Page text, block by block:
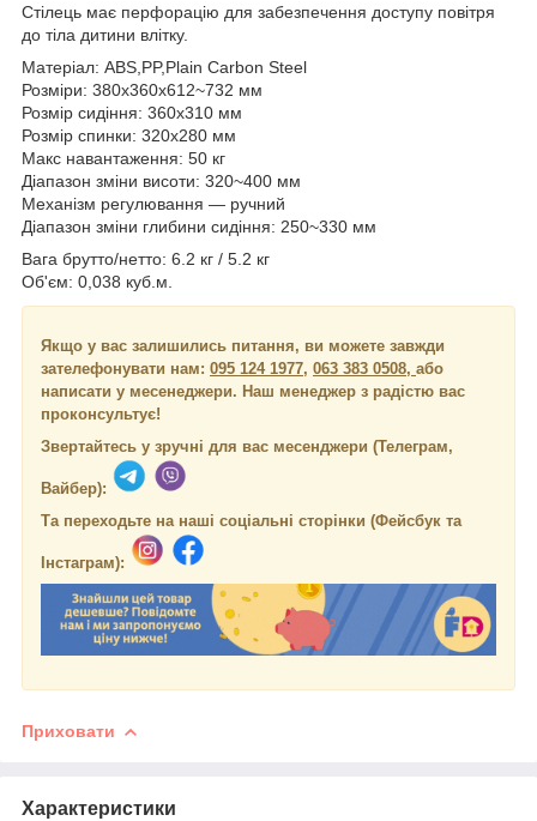
Стілець має перфорацію для забезпечення доступу повітря
до тіла дитини влітку.
Матеріал: ABS,PP,Plain Carbon Steel
Розміри: 380x360x612~732 мм
Розмір сидіння: 360x310 мм
Розмір спинки: 320x280 мм
Макс навантаження: 50 кг
Діапазон зміни висоти: 320~400 мм
Механізм регулювання — ручний
Діапазон зміни глибини сидіння: 250~330 мм
Вага брутто/нетто: 6.2 кг / 5.2 кг
Об'єм: 0,038 куб.м.
Якщо у вас залишились питання, ви можете завжди
зателефонувати нам: 095 124 1977, 063 383 0508, або
написати у месенеджери. Наш менеджер з радістю вас
проконсультує!
Звертайтесь у зручні для вас месенджери (Телеграм,
Вайбер):
Та переходьте на наші соціальні сторінки (Фейсбук та
Інстаграм):
Приховати
Характеристики